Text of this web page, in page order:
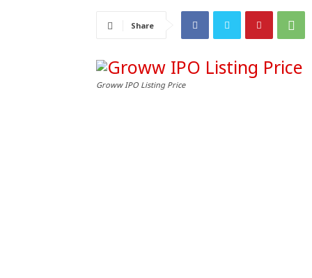
Share
Groww IPO Listing Price